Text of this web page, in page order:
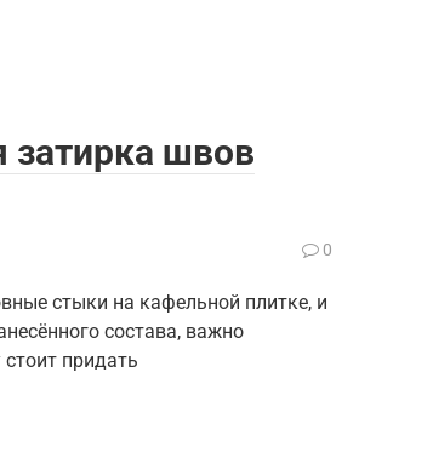
затирка швов
0
стыки на кафельной плитке, и
состава, важно
придать